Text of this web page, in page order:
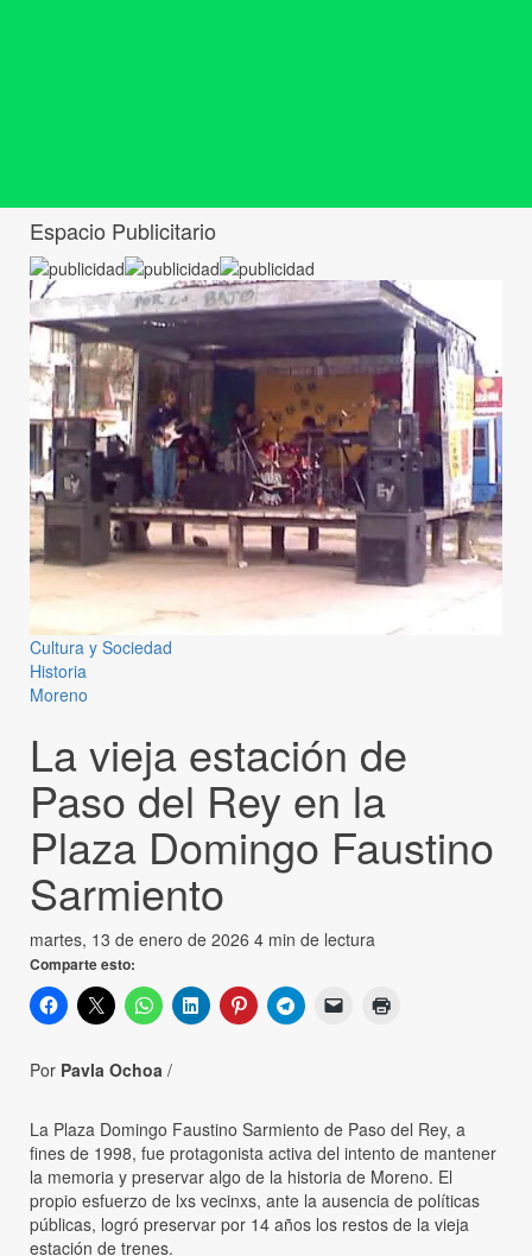
Espacio Publicitario
Cultura y Sociedad
Historia
Moreno
La vieja estación de
Paso del Rey en la
Plaza Domingo Faustino
Sarmiento
martes, 13 de enero de 2026 4 min de lectura
Comparte esto:
Por Pavla Ochoa /
La Plaza Domingo Faustino Sarmiento de Paso del Rey, a
fines de 1998, fue protagonista activa del intento de mantener
la memoria y preservar algo de la historia de Moreno. El
propio esfuerzo de lxs vecinxs, ante la ausencia de políticas
públicas, logró preservar por 14 años los restos de la vieja
estación de trenes.